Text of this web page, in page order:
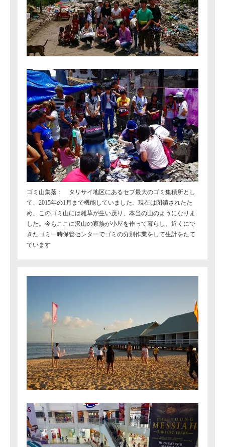
ゴミ山集落： タリサイ地区にあるセブ最大のゴミ集積所とし
て、2015年の1月まで機能していました。現在は閉鎖されたた
め、このゴミ山には雑草が生い茂り、本当の山のようになりま
した。今もここに沢山の家族が小屋を作って暮らし、近くにで
きたゴミ一時保管センターでゴミの分別作業をして生計をたて
ています